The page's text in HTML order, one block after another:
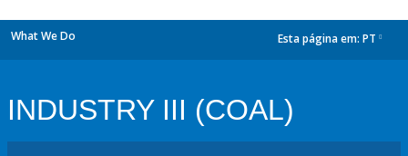
What We Do Esta página em: PT
INDUSTRY III (COAL)